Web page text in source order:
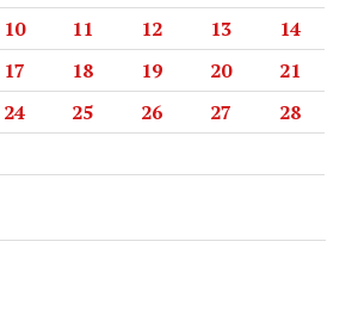
10 11 12 13
14
17 18 19 20
21
24 25 26 27
28